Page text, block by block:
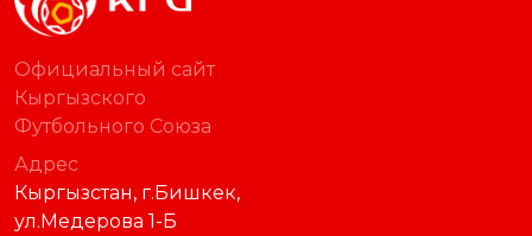
Официальный сайт
Кыргызского
Футбольного Союза
Адрес
Кыргызстан, г.Бишкек,
ул.Медерова 1-Б